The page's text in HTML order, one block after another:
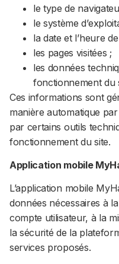
le type de
le système
la date et l’heure
les pages visitées ;
les données
fonctionnement du
Ces informations sont
manière automatique
par certains outils
fonctionnement du site.
Application mobile
L’application mobile
données nécessaires à
compte utilisateur, à la
la sécurité de la
services proposés.